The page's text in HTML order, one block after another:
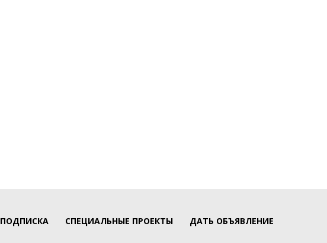
ПОДПИСКА СПЕЦИАЛЬНЫЕ ПРОЕКТЫ ДАТЬ ОБЪЯВЛЕНИЕ